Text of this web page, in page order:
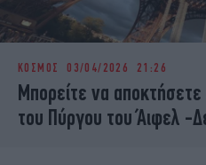
ΚΟΣΜΟΣ 03/04/2026 21:26
Mπορείτε να
του Πύργου του Άιφελ -